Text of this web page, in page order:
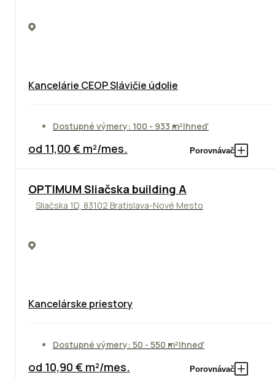
Kancelárie CEOP Slávičie údolie
Dostupné výmery: 100 - 933 m²Ihneď
od 11,00 € m²/mes. Porovnávač
OPTIMUM Sliačska building A
Sliačska 1D, 83102 Bratislava-Nové Mesto
Kancelárske priestory
Dostupné výmery: 50 - 550 m²Ihneď
od 10,90 € m²/mes. Porovnávač